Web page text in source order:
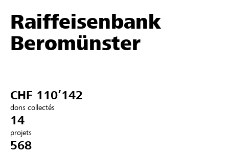
Parrainer
Soutien & assistance
Se connecter
Raiffeisenbank
Beromünster
CHF 110’142
dons collectés
14
projets
568